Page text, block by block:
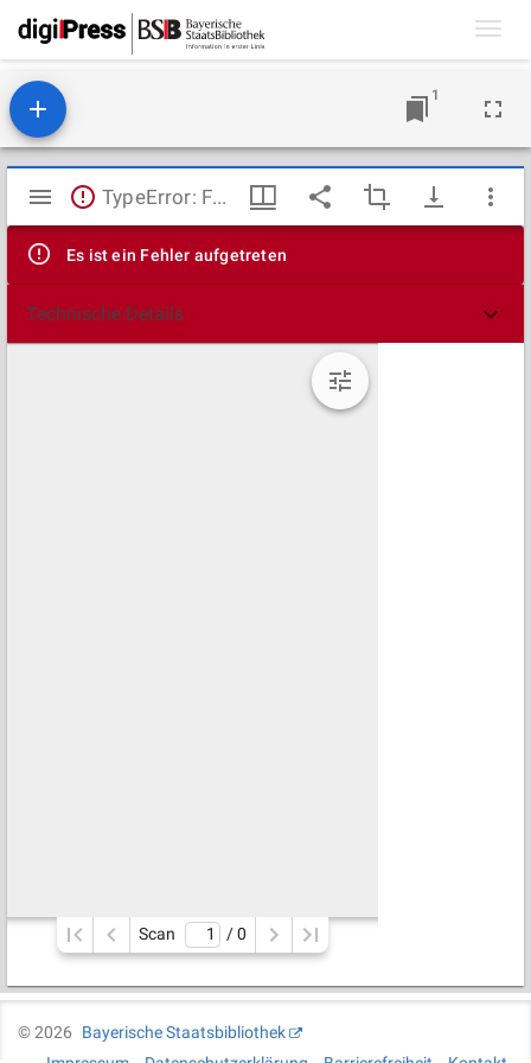
1
Mirador
Viewer
TypeError: Failed to fetch
Es ist ein Fehler aufgetreten
Technische Details
Scan / 0
©2026
Bayerische Staatsbibliothek